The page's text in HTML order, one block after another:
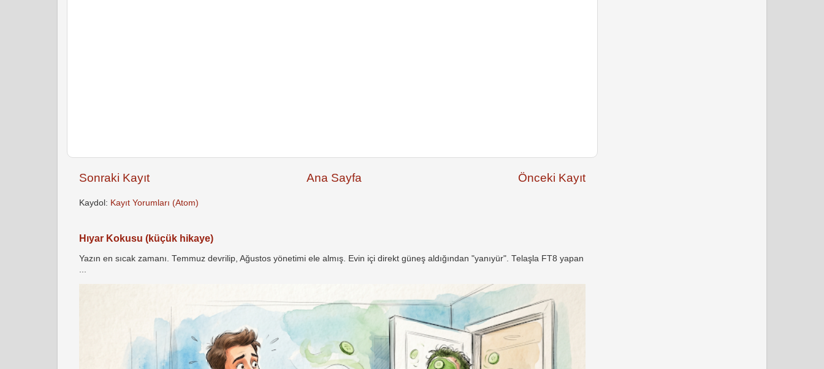
Sonraki Kayıt Önceki Kayıt
Ana Sayfa
Kaydol: Kayıt Yorumları (Atom)
Hıyar Kokusu (küçük hikaye)
Yazın en sıcak zamanı. Temmuz devrilip, Ağustos yönetimi ele almış. Evin içi direkt güneş aldığından "yanıyür". Telaşla FT8 yapan
...